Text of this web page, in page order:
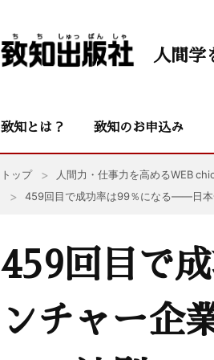
人間学
致知とは？ 致知のお申込み
トップ
人間力・仕事力を高めるWEB
459回目で成功率は99％になる——日本
459回目で
ンチャー企